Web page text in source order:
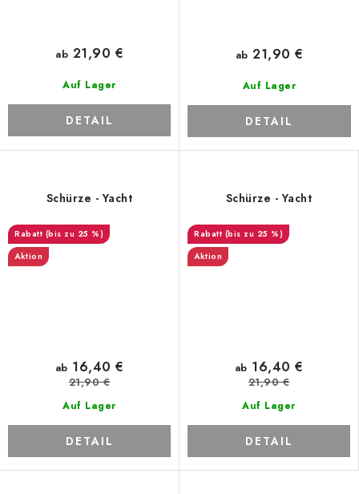
Auf Lager
ab 21,90 €
DETAIL
Auf Lager
ab 21,90 €
DETAIL
Schürze - Yacht
(bis zu 25 %)
Aktion
Auf Lager
ab 16,40 €
21,90 €
DETAIL
Schürze - Yacht
(bis zu 25 %)
Aktion
Auf Lager
ab 16,40 €
21,90 €
DETAIL